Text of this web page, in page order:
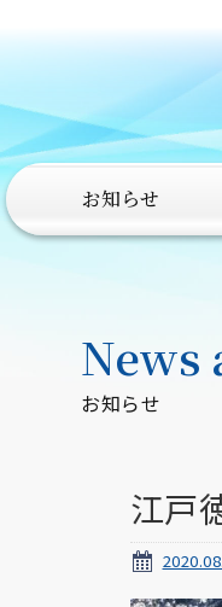
お知らせ
お知らせ
News
江戸